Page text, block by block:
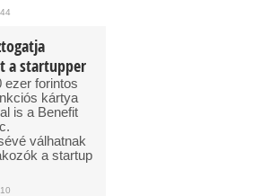
a startupper
ezer forintos
kártya
is a Benefit
válhatnak
a startup